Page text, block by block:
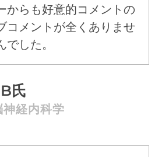
からも好意的コメントの
コメントが全くありませ
でした。
氏
神経内科学